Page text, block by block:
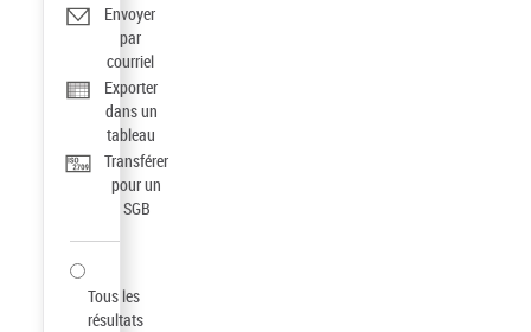
Envoyer
par
courriel
Exporter
dans un
tableau
Transférer
pour un
SGB
Tous les
résultats